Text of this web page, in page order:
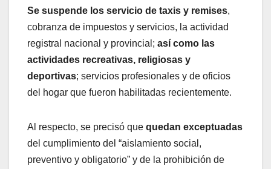
Se suspende los servicio de taxis y remises,
cobranza de impuestos y servicios, la actividad
registral nacional y provincial; así como las
actividades recreativas, religiosas y
deportivas; servicios profesionales y de oficios
del hogar que fueron habilitadas recientemente.
Al respecto, se precisó que quedan exceptuadas
del cumplimiento del “aislamiento social,
preventivo y obligatorio” y de la prohibición de